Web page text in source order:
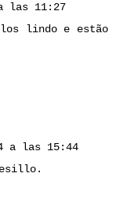
las 11:27
lindo e estão
a las 15:44